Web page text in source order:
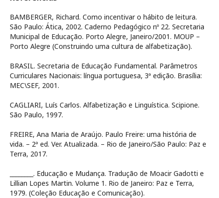
BAMBERGER, Richard. Como incentivar o hábito de leitura.
São Paulo: Ática, 2002. Caderno Pedagógico nº 22. Secretaria
Municipal de Educação. Porto Alegre, Janeiro/2001. MOUP –
Porto Alegre (Construindo uma cultura de alfabetização).
BRASIL. Secretaria de Educação Fundamental. Parâmetros
Curriculares Nacionais: língua portuguesa, 3ª edição. Brasília:
MEC\SEF, 2001.
CAGLIARI, Luís Carlos. Alfabetização e Linguística. Scipione.
São Paulo, 1997.
FREIRE, Ana Maria de Araújo. Paulo Freire: uma história de
vida. – 2ª ed. Ver. Atualizada. – Rio de Janeiro/São Paulo: Paz e
Terra, 2017.
________. Educação e Mudança. Tradução de Moacir Gadotti e
Lillian Lopes Martin. Volume 1. Rio de Janeiro: Paz e Terra,
1979. (Coleção Educação e Comunicação).